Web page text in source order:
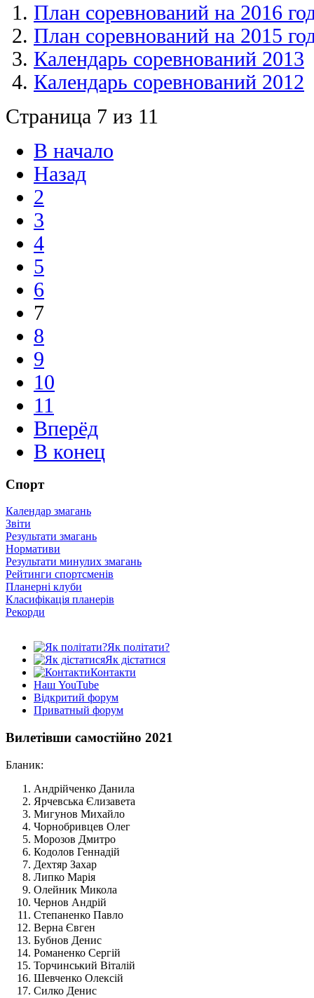
План соревнований на 2016
План соревнований на 2015
Календарь соревнований 2013
Календарь соревнований 2012
Страница 7 из 11
В начало
Назад
2
3
4
5
6
7
8
9
10
11
Вперёд
В конец
Спорт
Календар змагань
Звіти
Результати змагань
Нормативи
Результати минулих змагань
Рейтинги спортсменів
Планерні клуби
Класифікація планерів
Рекорди
Як політати?
Як дістатися
Контакти
Наш YouTube
Відкритий форум
Приватный форум
Вилетівши самостійно 2021
Бланик:
Андрійченко Данила
Ярчевська Єлизавета
Мигунов Михайло
Чорнобривцев Олег
Морозов Дмитро
Кодолов Геннадій
Дехтяр Захар
Липко Марія
Олейник Микола
Чернов Андрій
Степаненко Павло
Верна Євген
Бубнов Денис
Романенко Сергій
Торчинський Віталій
Шевченко Олексій
Силко Денис